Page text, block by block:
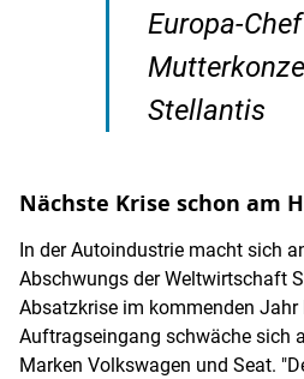
Europa-
Stellantis
Nächste Krise schon am
In der Autoindustrie macht sich
Abschwungs der Weltwirtschaft
Absatzkrise im kommenden Jahr
Auftragseingang schwäche sich
Marken Volkswagen und Seat.